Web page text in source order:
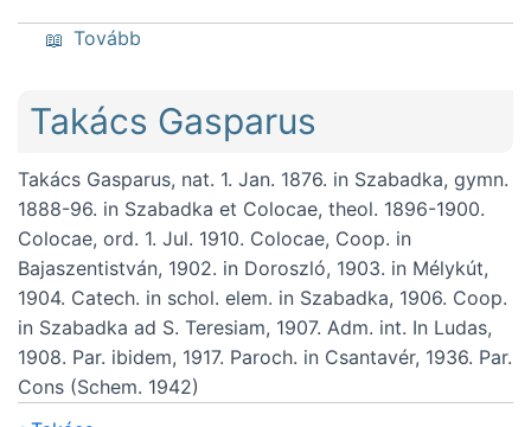
Tovább
Takács Gasparus
Takács Gasparus, nat. 1. Jan. 1876. in Szabadka, gymn.
1888-96. in Szabadka et Colocae, theol. 1896-1900.
Colocae, ord. 1. Jul. 1910. Colocae, Coop. in
Bajaszentistván, 1902. in Doroszló, 1903. in Mélykút,
1904. Catech. in schol. elem. in Szabadka, 1906. Coop.
in Szabadka ad S. Teresiam, 1907. Adm. int. In Ludas,
1908. Par. ibidem, 1917. Paroch. in Csantavér, 1936. Par.
Cons (Schem. 1942)